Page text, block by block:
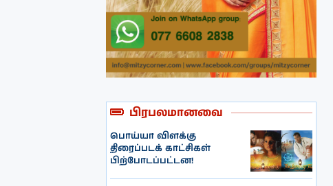
பிரபலமானவை
பொய்யா விளக்கு
திரைப்படக் காட்சிகள்
பிற்போடப்பட்டன!